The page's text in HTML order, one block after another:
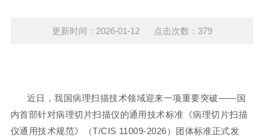
更新时间：2026-01-12 点击次数：379
近日，我国病理扫描技术领域迎来一项重要突破——国
内首部针对病理切片扫描仪的通用技术标准《病理切片扫描
仪通用技术规范》（T/CIS 11009-2026）团体标准正式发